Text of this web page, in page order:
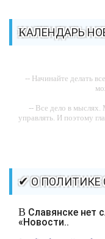
КАЛЕНДАРЬ
-- Начинайте делать
-- Все дело в
управлять. И поэтому
-- Самое большое
глупость. Из всех
-- Лучшее, что можно
мимо ушей. Он никогда
✔ О
В Славянске нет слив, зато есть новый асфальт -
«Новости..